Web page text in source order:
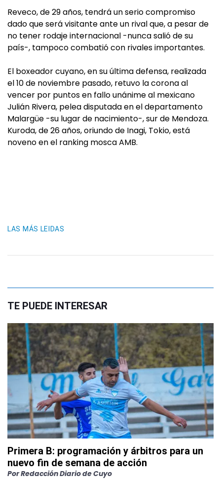
Reveco, de 29 años, tendrá un serio compromiso
dado que será visitante ante un rival que, a pesar de
no tener rodaje internacional -nunca salió de su
país-, tampoco combatió con rivales importantes.
El boxeador cuyano, en su última defensa, realizada
el 10 de noviembre pasado, retuvo la corona al
vencer por puntos en fallo unánime al mexicano
Julián Rivera, pelea disputada en el departamento
Malargüe -su lugar de nacimiento-, sur de Mendoza.
Kuroda, de 26 años, oriundo de Inagi, Tokio, está
noveno en el ranking mosca AMB.
LAS MÁS LEIDAS
TE PUEDE INTERESAR
Primera B: programación y árbitros para un
nuevo fin de semana de acción
PorRedacción Diario de Cuyo